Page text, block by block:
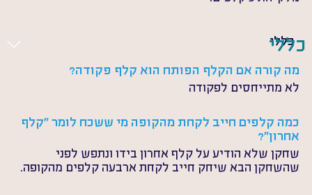
כללי
כללי
מה קורה אם הקלף הפותח הוא קלף פקודה?
לא מתייחסים לפקודה
כמה קלפים חייב לקחת מהקופה מי ששכח לומר "קלף
אחרון"?
שחקן שלא הודיע על קלף אחרון בידו ונתפש לפני
שהשחקן הבא שיחק חייב לקחת ארבעה קלפים מהקופה.